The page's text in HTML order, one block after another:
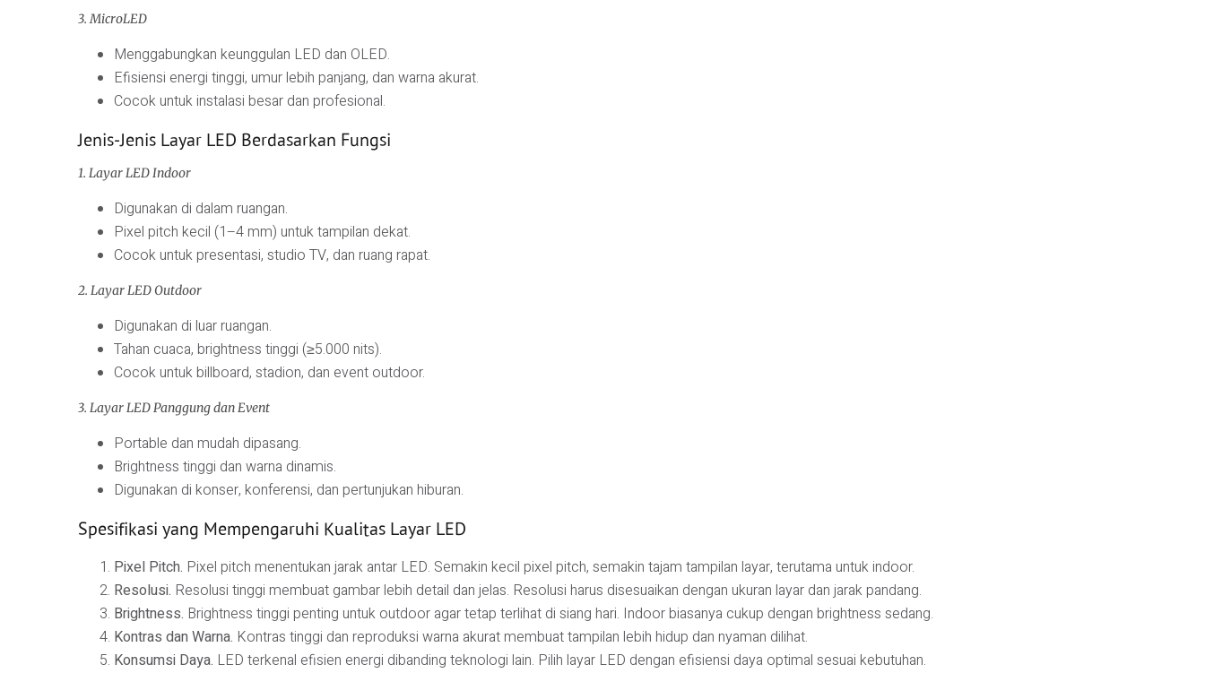
3. MicroLED
Menggabungkan keunggulan LED dan OLED.
Efisiensi energi tinggi, umur lebih panjang, dan warna akurat.
Cocok untuk instalasi besar dan profesional.
Jenis-Jenis Layar LED Berdasarkan Fungsi
1. Layar LED Indoor
Digunakan di dalam ruangan.
Pixel pitch kecil (1–4 mm) untuk tampilan dekat.
Cocok untuk presentasi, studio TV, dan ruang rapat.
2. Layar LED Outdoor
Digunakan di luar ruangan.
Tahan cuaca, brightness tinggi (≥5.000 nits).
Cocok untuk billboard, stadion, dan event outdoor.
3. Layar LED Panggung dan Event
Portable dan mudah dipasang.
Brightness tinggi dan warna dinamis.
Digunakan di konser, konferensi, dan pertunjukan hiburan.
Spesifikasi yang Mempengaruhi Kualitas Layar LED
Pixel Pitch. Pixel pitch menentukan jarak antar LED. Semakin kecil pixel pitch, semakin tajam tampilan layar, terutama untuk indoor.
Resolusi. Resolusi tinggi membuat gambar lebih detail dan jelas. Resolusi harus disesuaikan dengan ukuran layar dan jarak pandang.
Brightness. Brightness tinggi penting untuk outdoor agar tetap terlihat di siang hari. Indoor biasanya cukup dengan brightness sedang.
Kontras dan Warna. Kontras tinggi dan reproduksi warna akurat membuat tampilan lebih hidup dan nyaman dilihat.
Konsumsi Daya. LED terkenal efisien energi dibanding teknologi lain. Pilih layar LED dengan efisiensi daya optimal sesuai kebutuhan.